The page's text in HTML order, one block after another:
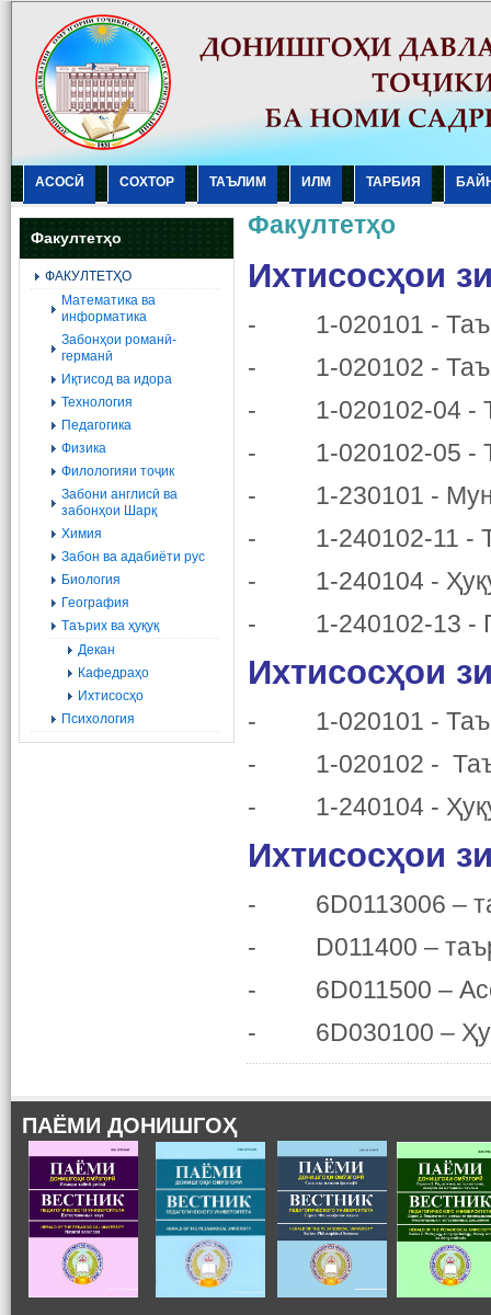
АСОСӢ СОХТОР ТАЪЛИМ ИЛМ ТАРБИЯ
Факултетҳо
ФАКУЛТЕТҲО
Mатематика ва
информатика
Забонҳои романӣ-
германӣ
Иқтисод ва идора
Технология
Педагогика
Физика
Филологияи тоҷик
Забони англисӣ ва
забонҳои Шарқ
Химия
Забон ва адабиёти рус
Биология
География
Tаърих ва ҳуқуқ
Декан
Кафедраҳо
Ихтисосҳо
Психология
Факултетҳо
Ихтисосҳои
- 1-020101 -
- 1-020102 -
- 1-020102-04 -
- 1-020102-05 -
- 1-230101 -
- 1-240102-11 -
- 1-240104 -
- 1-240102-13 -
Ихтисосҳои
- 1-020101 -
- 1-020102 -
- 1-240104 -
Ихтисосҳои
- 6D0113006 –
- D011400 –
- 6D011500 –
- 6D030100 –
ПАЁМИ ДОНИШГОҲ